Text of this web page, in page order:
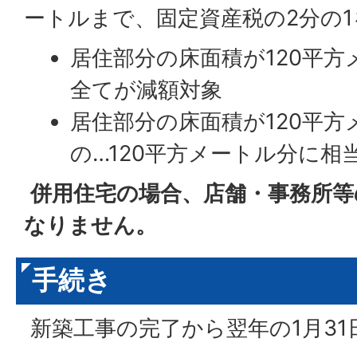
ートルまで、固定資産税の2分の
居住部分の床面積が120平
全てが減額対象
居住部分の床面積が120平
の…120平方メートル分に相
併用住宅の場合、店舗・事務所
なりません。
手続き
新築工事の完了から翌年の1月